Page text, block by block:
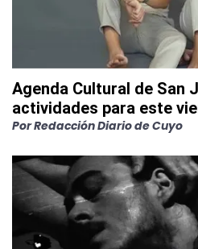
Agenda Cultural de San
actividades para este
PorRedacción Diario de Cuyo